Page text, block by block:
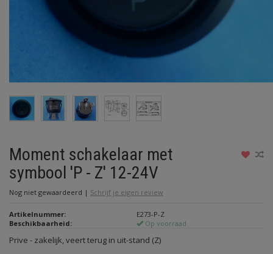
Moment schakelaar met
symbool 'P - Z' 12-24V
Nog niet gewaardeerd | Schrijf je eigen review
Artikelnummer:
E273-P-Z
Beschikbaarheid:
Op voorraad
Prive - zakelijk, veert terug in uit-stand (Z)